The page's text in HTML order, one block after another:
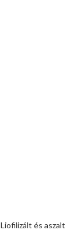
Liofilizált és aszalt